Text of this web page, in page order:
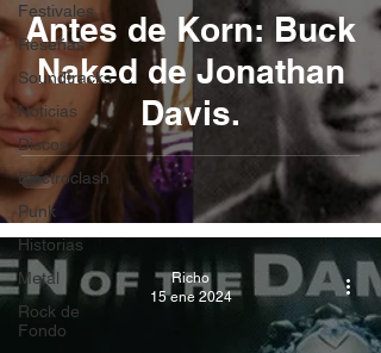
Festivales
Reseñas
Soundtracks
Noticias
Discos
Electroclash
Punk
Historias
Metal
Rock de
Fondo
Antes de Korn: Buck
Naked de Jonathan
Davis.
Richo
15 ene 2024